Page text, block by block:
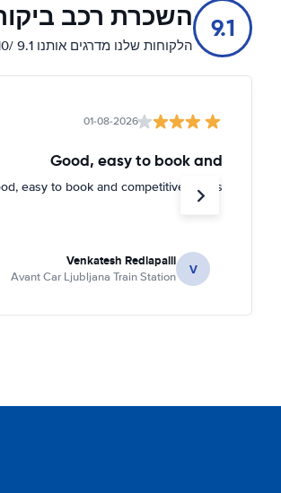
9.1 השכרת רכב
הלקוחות שלנו מדרגים אותנו 9.1 /10 מתוך 12840
01-08-2026
Good, easy to book and
easy to book and competitive prices.
V
Venkatesh Redlapalli
Avant Car Ljubljana Train Station